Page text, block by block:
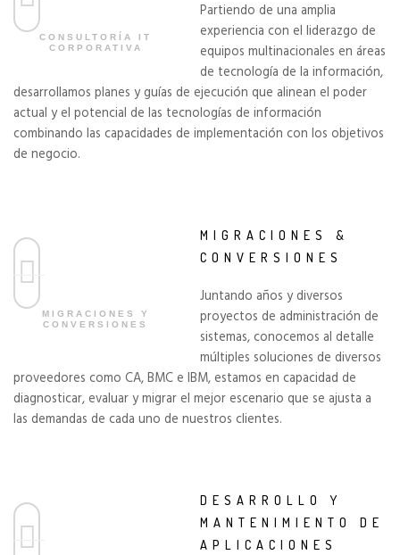
CONSULTORÍA IT
CORPORATIVA
Partiendo de una amplia
experiencia con el liderazgo de
equipos multinacionales en áreas
de tecnología de la información,
desarrollamos planes y guías de ejecución que alinean el poder
actual y el potencial de las tecnologías de información
combinando las capacidades de implementación con los objetivos
de negocio.
MIGRACIONES Y
CONVERSIONES
MIGRACIONES &
CONVERSIONES
Juntando años y diversos
proyectos de administración de
sistemas, conocemos al detalle
múltiples soluciones de diversos
proveedores como CA, BMC e IBM, estamos en capacidad de
diagnosticar, evaluar y migrar el mejor escenario que se ajusta a
las demandas de cada uno de nuestros clientes.
DESARROLLO Y
MANTENIMIENTO DE
APLICACIONES